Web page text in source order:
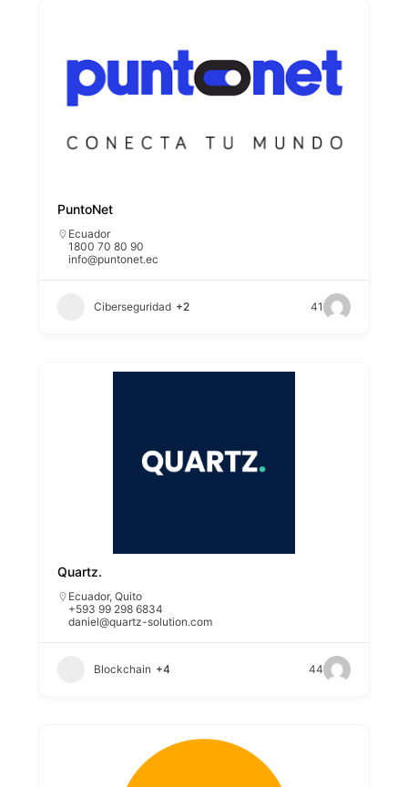
PuntoNet
Ecuador
1800 70 80 90
info@puntonet.ec
Ciberseguridad +2 41
Quartz.
Ecuador,Quito
+593 99 298 6834
daniel@quartz-solution.com
Blockchain +4 44